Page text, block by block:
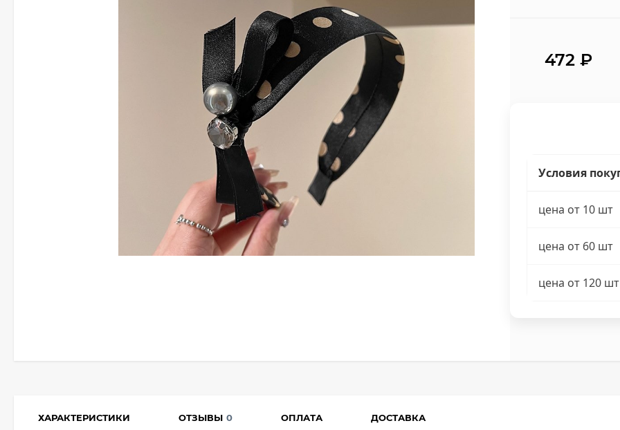
472₽
Условия
цена от 10 шт
цена от 60 шт
цена от 120 шт
ХАРАКТЕРИСТИКИ ОТЗЫВЫ 0 ОПЛАТА ДОСТАВКА